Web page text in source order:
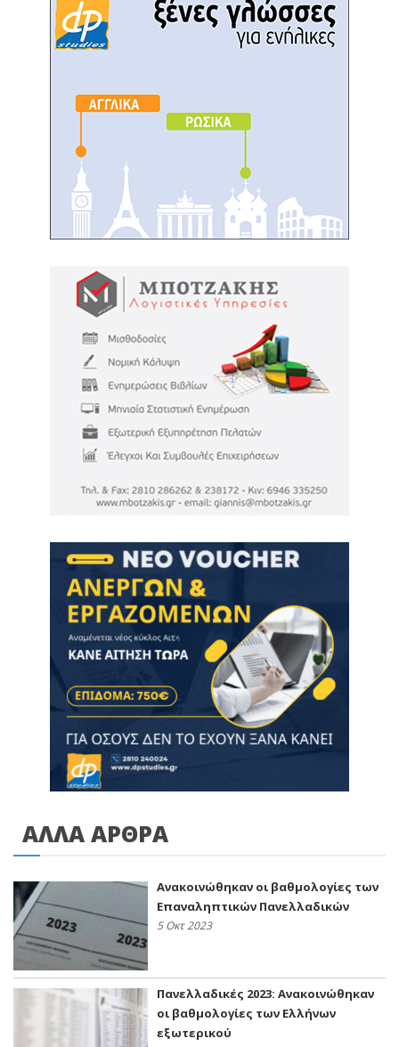
ΑΛΛΑ ΑΡΘΡΑ
Ανακοινώθηκαν οι βαθμολογίες των
Επαναληπτικών Πανελλαδικών
5 Οκτ 2023
Πανελλαδικές 2023: Ανακοινώθηκαν
οι βαθμολογίες των Ελλήνων
εξωτερικού